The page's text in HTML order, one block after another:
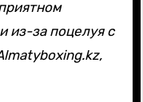
из-за поцелуя с